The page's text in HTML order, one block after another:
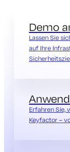
Demo
Lassen Sie
auf Ihre
Erfahren Sie,
Keyfactor –